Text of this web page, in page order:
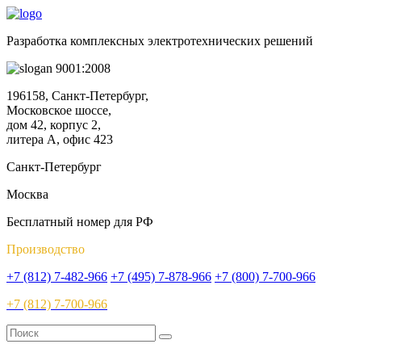
Разработка комплексных электротехнических решений
9001:2008
196158, Санкт-Петербург,
Московское шоссе,
дом 42, корпус 2,
литера А, офис 423
Санкт-Петербург
Москва
Бесплатный номер для РФ
Производство
+7 (812) 7-482-966 +7 (495) 7-878-966 +7 (800) 7-700-966
+7 (812) 7-700-966